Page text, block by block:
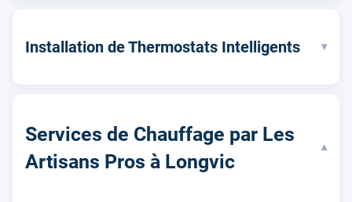
Installation de Thermostats Intelligents ▾
Services de Chauffage par Les
Artisans Pros à Longvic
▾